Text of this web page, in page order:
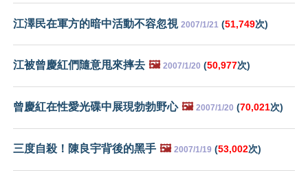
江澤民在軍方的暗中活動不容忽視 2007/1/21 (51,749次)
江被曾慶紅們隨意甩來摔去 🖼️ 2007/1/20 (50,977次)
曾慶紅在性愛光碟中展現勃勃野心 🖼️ 2007/1/20 (70,021次)
三度自殺！陳良宇背後的黑手 🖼️ 2007/1/19 (53,002次)